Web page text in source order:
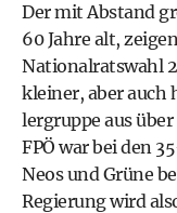
Der mit Abstand
60 Jahre alt,
Nationalratswahl
kleiner, aber
lergruppe aus
FPÖ war bei den
Neos und Grüne
Regierung wird